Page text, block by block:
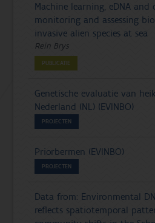
Machine learning, eDNA and
monitoring and assessing
invasive alien species at sea
Rein Brys
PUBLICATIE
Genetische evaluatie van
Nederland (NL) (EVINBO)
PROJECTEN
Priorbermen (EVINBO)
PROJECTEN
Data from: Environmental
reflects spatiotemporal